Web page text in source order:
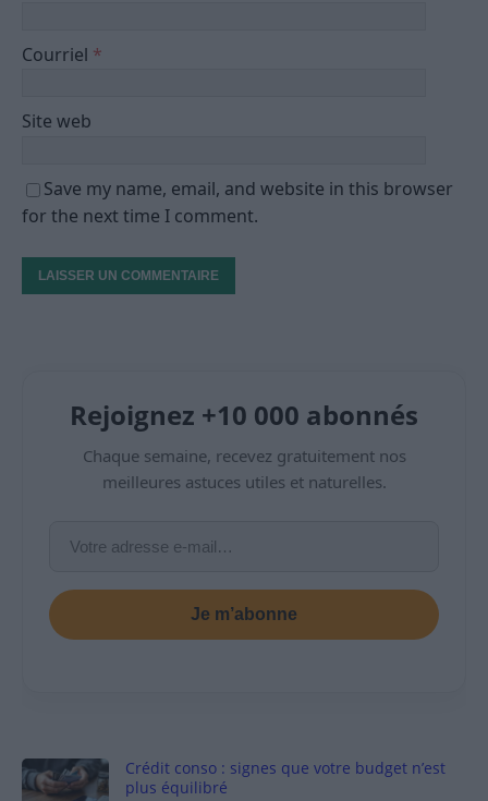
Courriel *
Site web
Save my name, email, and website in this browser
for the next time I comment.
Rejoignez +10 000 abonnés
Chaque semaine, recevez gratuitement nos
meilleures astuces utiles et naturelles.
Je m’abonne
Crédit conso : signes que votre budget n’est
plus équilibré